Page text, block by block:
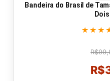
Bandeira do Brasil de